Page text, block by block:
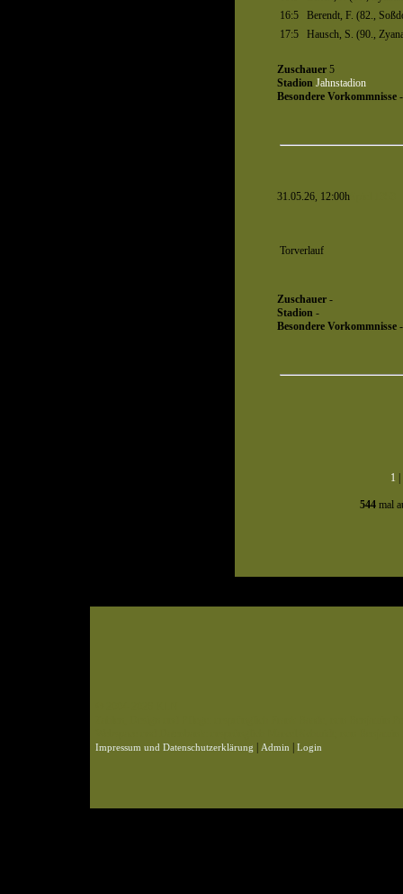
16:5
Berendt, F. (82.,
17:5
Hausch, S. (90.,
Zuschauer5
Stadion Jahnstadion
Besondere Vorkommnisse-
31.05.26, 12:00hSpiel 1353
Torverlauf
Zuschauer-
Stadion-
Besondere Vorkommnisse-
1
544mal
Impressum und Datenschutzerklärung Admin Login